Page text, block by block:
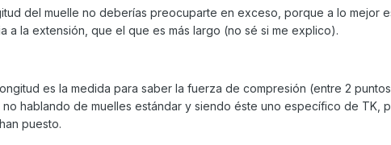
del muelle no deberías preocuparte en exceso, porque a lo mejor
a la extensión, que el que es más largo (no sé si me explico).
es la medida para saber la fuerza de compresión (entre 2
hablando de muelles estándar y siendo éste uno específico de TK,
puesto.